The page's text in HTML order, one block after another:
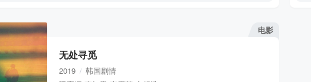
电影
无处寻觅
2019 / 韩国剧情